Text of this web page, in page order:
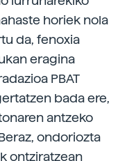
horiek nola
da, fenoxia
eragina
PBAT
bada ere,
antzeko
ondoriozta
ontziratzean